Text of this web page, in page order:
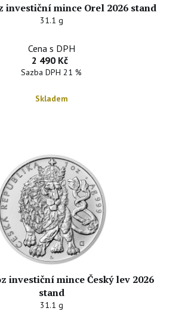
investiční mince Orel 2026 stand
31.1 g
Cena s DPH
2 490 Kč
Sazba DPH 21 %
Skladem
investiční mince Český lev 2026
stand
31.1 g